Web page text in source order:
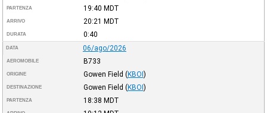
PARTENZA 19:40 MDT
ARRIVO 20:21 MDT
DURATA 0:40
DATA 06/ago/2026
AEROMOBILE B733
ORIGINE Gowen Field (KBOI)
DESTINAZIONE Gowen Field (KBOI)
PARTENZA 18:38 MDT